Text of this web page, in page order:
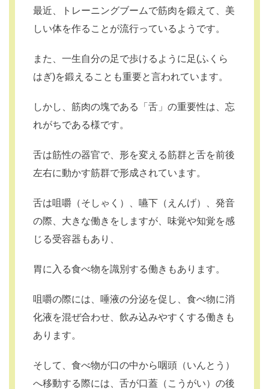
最近、トレーニングブームで筋肉を鍛えて、美
しい体を作ることが流行っているようです。
また、一生自分の足で歩けるように足(ふくら
はぎ)を鍛えることも重要と言われています。
しかし、筋肉の塊である「舌」の重要性は、忘
れがちである様です。
舌は筋性の器官で、形を変える筋群と舌を前後
左右に動かす筋群で形成されています。
舌は咀嚼（そしゃく）、嚥下（えんげ）、発音
の際、大きな働きをしますが、味覚や知覚を感
じる受容器もあり、
胃に入る食べ物を識別する働きもあります。
咀嚼の際には、唾液の分泌を促し、食べ物に消
化液を混ぜ合わせ、飲み込みやすくする働きも
あります。
そして、食べ物が口の中から咽頭（いんとう）
へ移動する際には、舌が口蓋（こうがい）の後